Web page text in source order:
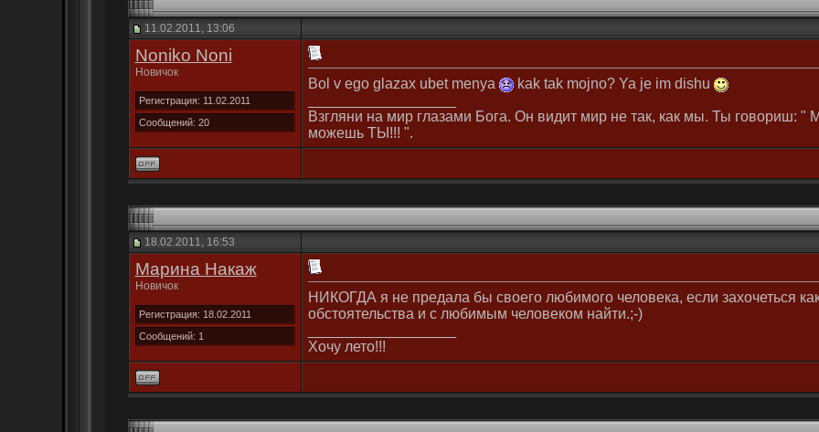
11.02.2011, 13:06
Noniko Noni
Новичок
Регистрация: 11.02.2011
Сообщений: 20
Bol v ego glazax ubet menya
kak tak mojno? Ya je im dishu
Взгляни на мир глазами Бога. Он видит мир не так, как мы. Ты говориш: "
можешь ТЫ!!! ".
18.02.2011, 16:53
Марина Накаж
Новичок
Регистрация: 18.02.2011
Сообщений: 1
НИКОГДА я не предала бы своего любимого человека, если захочеться
обстоятельства и с любимым человеком найти.;-)
Хочу лето!!!